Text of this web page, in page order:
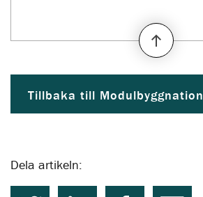
Tillbaka till Modulbyggnation
Dela artikeln: